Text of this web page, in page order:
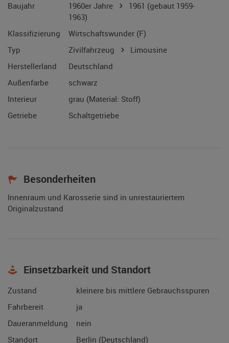
Baujahr
1960er Jahre 1961 (gebaut 1959-
1963)
Klassifizierung
Wirtschaftswunder (F)
Typ
Zivilfahrzeug
Limousine
Herstellerland
Deutschland
Außenfarbe
schwarz
Interieur
grau (Material: Stoff)
Getriebe
Schaltgetriebe
Besonderheiten
Innenraum und Karosserie sind in unrestauriertem
Originalzustand
Einsetzbarkeit und Standort
Zustand
kleinere bis mittlere Gebrauchsspuren
Fahrbereit
ja
Daueranmeldung
nein
Standort
Berlin (Deutschland)